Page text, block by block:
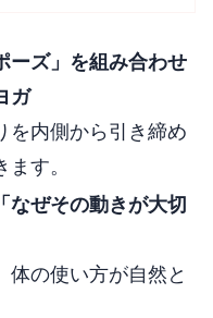
ーズ」を組み合わせ
ガ
内側から引き締め
す。
なぜその動きが大切
の使い方が自然と